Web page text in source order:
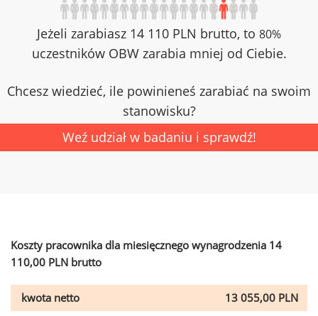
Jeżeli zarabiasz 14 110 PLN brutto, to 80%
uczestników OBW zarabia mniej od Ciebie.
Chcesz wiedzieć, ile powinieneś zarabiać na swoim
stanowisku?
Weź udział w badaniu i sprawdź!
Koszty pracownika dla miesięcznego wynagrodzenia 14
110,00 PLN brutto
kwota netto
13 055,00 PLN